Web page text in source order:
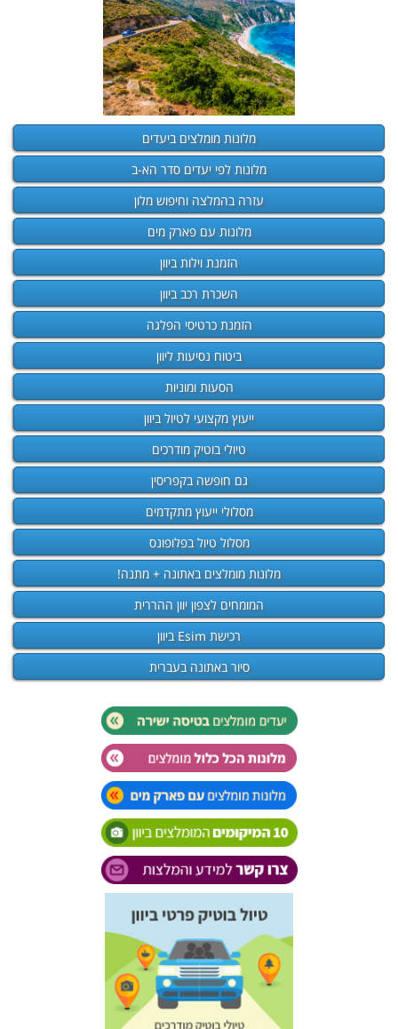
מלונות מומלצים ביעדים
מלונות לפי יעדים סדר הא-ב
עזרה בהמלצה וחיפוש מלון
מלונות עם פארק מים
הזמנת וילות ביוון
השכרת רכב ביוון
הזמנת כרטיסי הפלגה
ביטוח נסיעות ליוון
הסעות ומוניות
ייעוץ מקצועי לטיול ביוון
טיולי בוטיק מודרכים
גם חופשה בקפריסין
מסלולי ייעוץ מתקדמים
מסלול טיול בפלופונס
מלונות מומלצים באתונה + מתנה!
המומחים לצפון יוון ההררית
רכישת Esim ביוון
סיור באתונה בעברית